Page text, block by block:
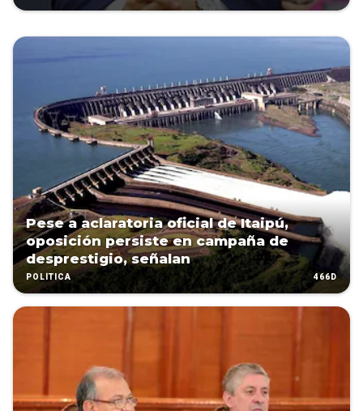
Pese a aclaratoria oficial de Itaipú,
oposición persiste en campaña de
desprestigio, señalan
POLÍTICA 466D